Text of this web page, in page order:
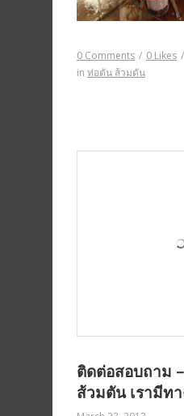
0 Comments / 0 Likes /
in ท่อตัน ส้วมตัน
ติดต่อสอบถาม
ส้วมตัน เรามีท